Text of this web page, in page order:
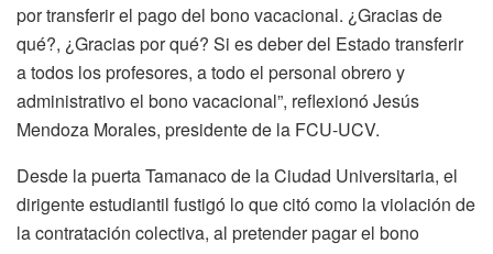
por transferir el pago del bono vacacional. ¿Gracias de
qué?, ¿Gracias por qué? Si es deber del Estado transferir
a todos los profesores, a todo el personal obrero y
administrativo el bono vacacional”, reflexionó Jesús
Mendoza Morales, presidente de la FCU-UCV.
Desde la puerta Tamanaco de la Ciudad Universitaria, el
dirigente estudiantil fustigó lo que citó como la violación de
la contratación colectiva, al pretender pagar el bono